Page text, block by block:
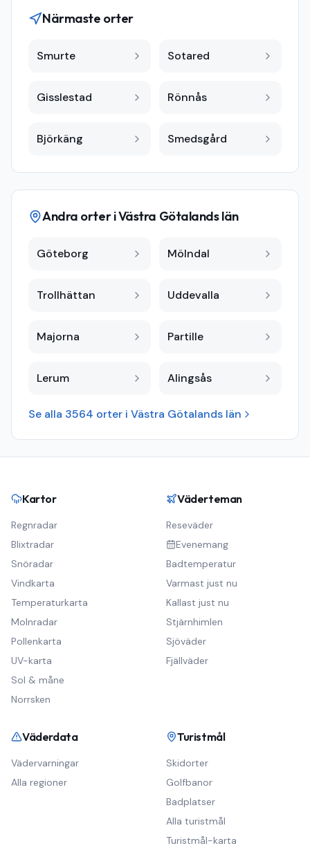
Närmaste orter
Smurte Sotared
Gisslestad Rönnås
Björkäng Smedsgård
Andra orter iVästra Götalands län
Göteborg Mölndal
Trollhättan Uddevalla
Majorna Partille
Lerum Alingsås
Se alla 3564 orter i Västra Götalands län
Kartor
Regnradar
Blixtradar
Snöradar
Vindkarta
Temperaturkarta
Molnradar
Pollenkarta
UV-karta
Sol & måne
Norrsken
Väderteman
Reseväder
Evenemang
Badtemperatur
Varmast just nu
Kallast just nu
Stjärnhimlen
Sjöväder
Fjällväder
Väderdata
Vädervarningar
Alla regioner
Turistmål
Skidorter
Golfbanor
Badplatser
Alla turistmål
Turistmål-karta